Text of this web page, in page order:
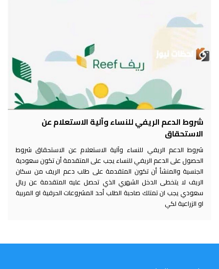
شروط الدعم الريفي للنساء وآلية الاستعلام عن
الاستحقاق
شروط الدعم الريفي للنساء وآلية الاستعلام عن الاستحقاق شروط
الحصول على الدعم الريفي للنساء يجب على المتقدمة أن تكون سعودية
الجنسية والمنشأ أن تكون المتقدمة على طلب دعم الريف من سكان
الريف لا يتخطى الدخل الشهري الذي تحصل عليه المتقدمة عن ريال
سعودي يجب ان تمتلك صاحبة الطلب أحد المشروعات الحرفية او المربية
او الزراعية لكي